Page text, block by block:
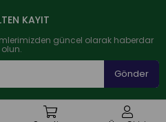
KAYIT
güncel olarak haberdar
olun.
Gönder